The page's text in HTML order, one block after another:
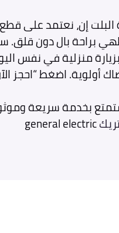
إن، نعتمد على
براحة بال دون
منزلية في نفس
أولوية. اضغط “احجز
بخدمة سريعة
general electric